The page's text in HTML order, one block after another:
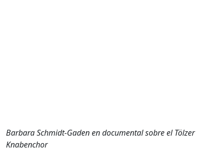
Barbara Schmidt-Gaden en documental sobre el Tölzer
Knabenchor